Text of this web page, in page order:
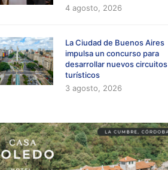
4 agosto, 2026
La Ciudad de Buenos Aires
impulsa un concurso para
desarrollar nuevos circuitos
turísticos
3 agosto, 2026